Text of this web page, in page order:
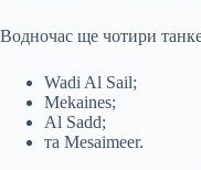
Водночас ще чотири
Wadi Al Sail;
Mekaines;
Al Sadd;
та Mesaimeer.